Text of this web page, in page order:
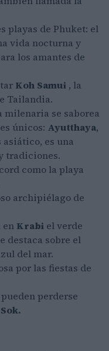
playas de Phuket: el
vida nocturna y
los amantes de
Koh Samui , la
Tailandia.
se saborea
únicos: Ayutthaya,
es una
tradiciones.
como la playa
archipiélago de
en Krabi el verde
destaca sobre el
del mar.
por las fiestas de
perderse